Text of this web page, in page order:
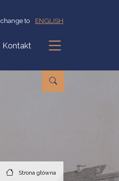
change to ENGLISH
Kontakt
Podmenu
Strona główna